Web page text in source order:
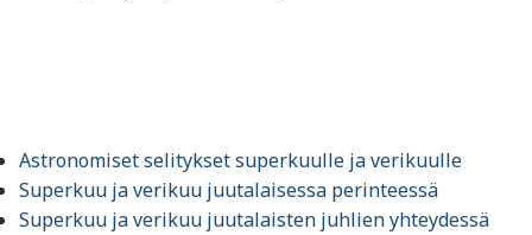
Astronomiset selitykset superkuulle ja verikuulle
Superkuu ja verikuu juutalaisessa perinteessä
Superkuu ja verikuu juutalaisten juhlien yhteydessä